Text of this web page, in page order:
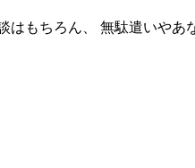
はもちろん、 無駄遣いや